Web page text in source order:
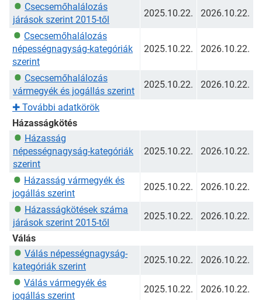
Csecsemőhalálozás
járások szerint 2015-től
2025.10.22. 2026.10.22.
Csecsemőhalálozás
népességnagyság-kategóriák
szerint
2025.10.22. 2026.10.22.
Csecsemőhalálozás
vármegyék és jogállás szerint
2025.10.22. 2026.10.22.
✚ További adatkörök
Házasságkötés
Házasság
népességnagyság-kategóriák
szerint
2025.10.22. 2026.10.22.
Házasság vármegyék és
jogállás szerint
2025.10.22. 2026.10.22.
Házasságkötések száma
járások szerint 2015-től
2025.10.22.
2026.10.22.
Válás
Válás népességnagyság-
kategóriák szerint
2025.10.22. 2026.10.22.
Válás vármegyék és
jogállás szerint
2025.10.22. 2026.10.22.